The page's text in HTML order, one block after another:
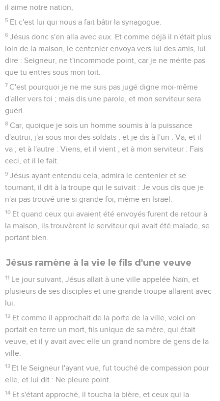
il aime notre nation,
5 Et c'est lui qui nous a fait bâtir la synagogue.
6 Jésus donc s'en alla avec eux. Et comme déjà il n'était plus
loin de la maison, le centenier envoya vers lui des amis, lui
dire : Seigneur, ne t'incommode point, car je ne mérite pas
que tu entres sous mon toit.
7 C'est pourquoi je ne me suis pas jugé digne moi-même
d'aller vers toi ; mais dis une parole, et mon serviteur sera
guéri.
8 Car, quoique je sois un homme soumis à la puissance
d'autrui, j'ai sous moi des soldats ; et je dis à l'un : Va, et il
va ; et à l'autre : Viens, et il vient ; et à mon serviteur : Fais
ceci, et il le fait.
9 Jésus ayant entendu cela, admira le centenier et se
tournant, il dit à la troupe qui le suivait : Je vous dis que je
n'ai pas trouvé une si grande foi, même en Israël.
10 Et quand ceux qui avaient été envoyés furent de retour à
la maison, ils trouvèrent le serviteur qui avait été malade, se
portant bien.
Jésus ramène à la vie le fils d'une veuve
11 Le jour suivant, Jésus allait à une ville appelée Naïn, et
plusieurs de ses disciples et une grande troupe allaient avec
lui.
12 Et comme il approchait de la porte de la ville, voici on
portait en terre un mort, fils unique de sa mère, qui était
veuve, et il y avait avec elle un grand nombre de gens de la
ville.
13 Et le Seigneur l'ayant vue, fut touché de compassion pour
elle, et lui dit : Ne pleure point.
14 Et s'étant approché, il toucha la bière, et ceux qui la